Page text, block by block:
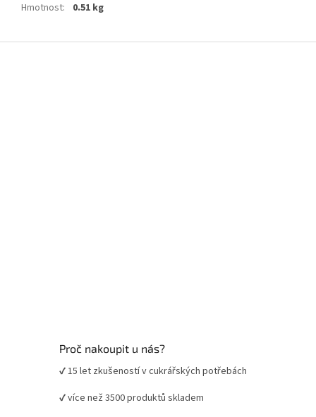
Hmotnost: 0.51 kg
Proč nakoupit u nás?
✔ 15 let zkušeností v cukrářských potřebách
✔ více než 3500 produktů skladem